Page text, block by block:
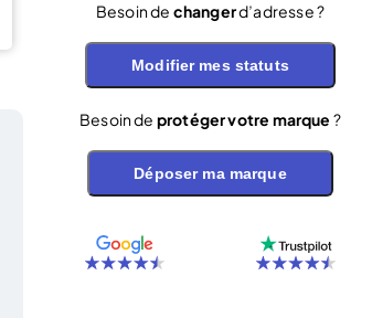
Besoin de changerd’adresse ?
Modifier mes statuts
Besoin de protéger votre marque ?
Déposer ma marque